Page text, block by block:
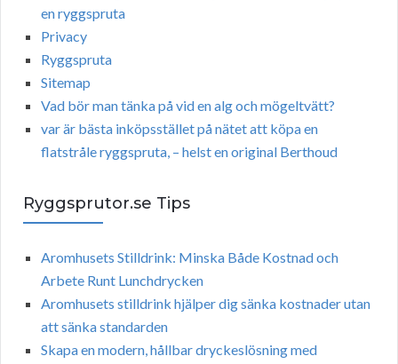
en ryggspruta
Privacy
Ryggspruta
Sitemap
Vad bör man tänka på vid en alg och mögeltvätt?
var är bästa inköpsstället på nätet att köpa en
flatstråle ryggspruta, – helst en original Berthoud
Ryggsprutor.se Tips
Aromhusets Stilldrink: Minska Både Kostnad och
Arbete Runt Lunchdrycken
Aromhusets stilldrink hjälper dig sänka kostnader utan
att sänka standarden
Skapa en modern, hållbar dryckeslösning med